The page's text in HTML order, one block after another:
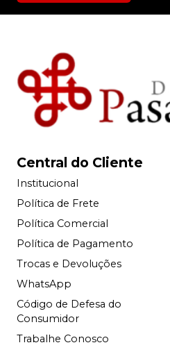
Central do Cliente
Institucional
Política de Frete
Política Comercial
Política de Pagamento
Trocas e Devoluções
WhatsApp
Código de Defesa do
Consumidor
Trabalhe Conosco